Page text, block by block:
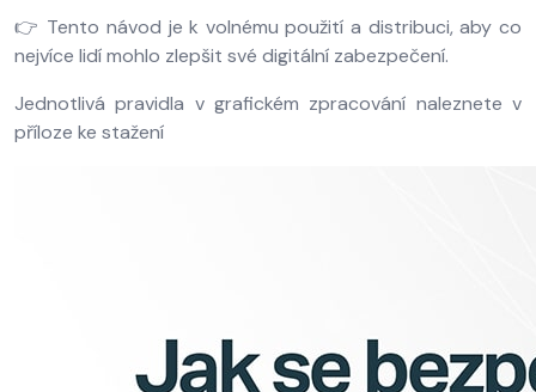
👉 Tento návod je k volnému použití a distribuci, aby co
nejvíce lidí mohlo zlepšit své digitální zabezpečení.
Jednotlivá pravidla v grafickém zpracování naleznete v
příloze ke stažení